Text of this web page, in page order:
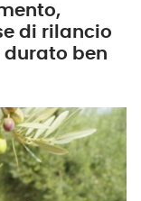
di rilancio
ben